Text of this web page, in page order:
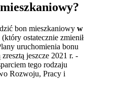
bon mieszkaniowyw
(który ostatecznie zmienił
uruchomienia bonu
jeszcze 2021 r. -
tego rodzaju
Rozwoju, Pracy i